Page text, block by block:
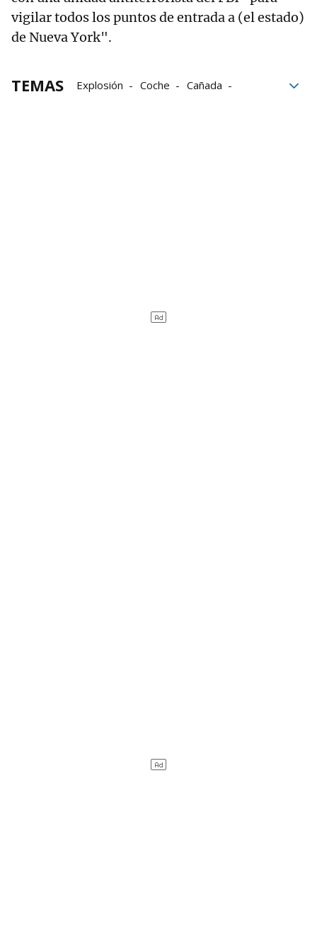
vigilar todos los puntos de entrada a (el estado)
de Nueva York".
TEMAS Explosión Coche
Cañada